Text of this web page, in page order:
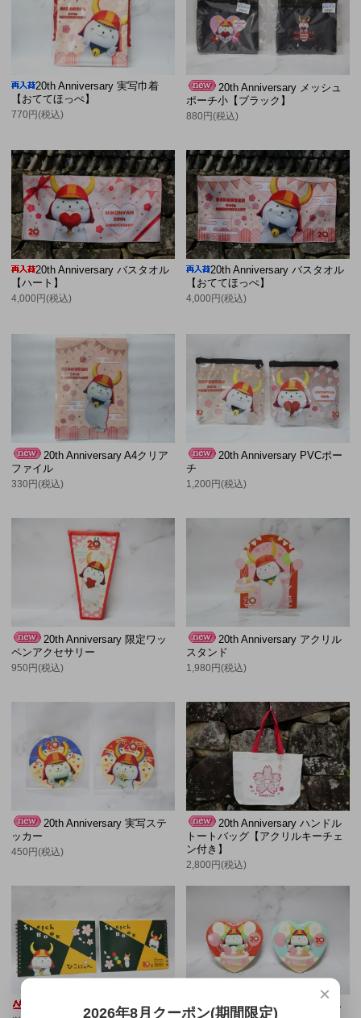
20th Anniversary 実写巾着
【おててほっぺ】
770円(税込)
20th Anniversary メッシュ
ポーチ小【ブラック】
880円(税込)
20th Anniversary バスタオル
【ハート】
4,000円(税込)
20th Anniversary バスタオル
【おててほっぺ】
4,000円(税込)
20th Anniversary A4クリア
ファイル
330円(税込)
20th Anniversary PVCポー
チ
1,200円(税込)
20th Anniversary 限定ワッ
ペンアクセサリー
950円(税込)
20th Anniversary アクリル
スタンド
1,980円(税込)
20th Anniversary 実写ステ
ッカー
450円(税込)
20th Anniversary ハンドル
トートバッグ【アクリルキーチェ
ン付き】
2,800円(税込)
20th Anniversary スケッチブ
20th Anniversary 実写ハー
×
2026年8月クーポン(期間限定)